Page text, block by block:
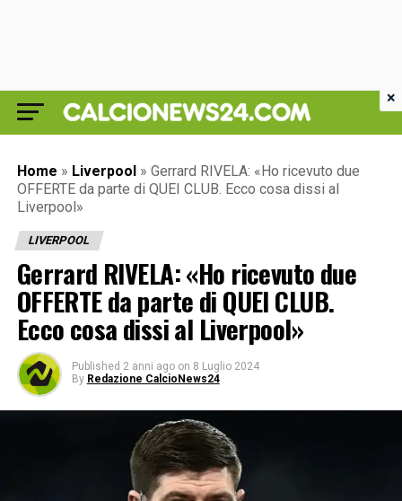
Home » Liverpool » Gerrard RIVELA: «Ho ricevuto due
OFFERTE da parte di QUEI CLUB. Ecco cosa dissi al
Liverpool»
LIVERPOOL
Gerrard RIVELA: «Ho ricevuto due
OFFERTE da parte di QUEI CLUB.
Ecco cosa dissi al Liverpool»
Published 2 anni ago on 8 Luglio 2024
By Redazione CalcioNews24
×